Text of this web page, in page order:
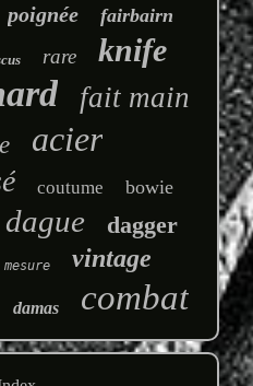
poignée fairbairn
rare knife
fait main
acier
coutume bowie
dague dagger
vintage
damas combat